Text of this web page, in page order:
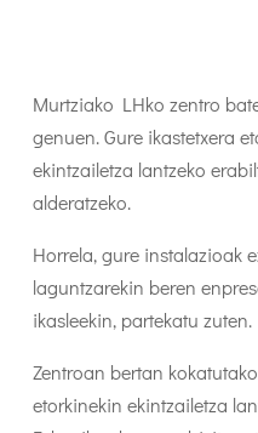
Murtziako LHko zentro
genuen. Gure ikastetxera
ekintzailetza lantzeko
alderatzeko.
Horrela, gure instalazioak
laguntzarekin beren
ikasleekin, partekatu zuten.
Zentroan bertan kokatutako
etorkinekin ekintzailetza